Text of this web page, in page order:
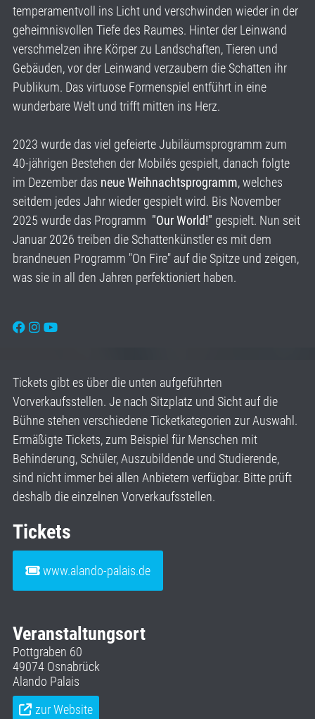
temperamentvoll ins Licht und verschwinden wieder in der
geheimnisvollen Tiefe des Raumes. Hinter der Leinwand
verschmelzen ihre Körper zu Landschaften, Tieren und
Gebäuden, vor der Leinwand verzaubern die Schatten ihr
Publikum. Das virtuose Formenspiel entführt in eine
wunderbare Welt und trifft mitten ins Herz.
2023 wurde das viel gefeierte Jubiläumsprogramm zum
40-jährigen Bestehen der Mobilés gespielt, danach folgte
im Dezember das neue Weihnachtsprogramm, welches
seitdem jedes Jahr wieder gespielt wird. Bis November
2025 wurde das Programm "Our World!" gespielt. Nun seit
Januar 2026 treiben die Schattenkünstler es mit dem
brandneuen Programm "On Fire" auf die Spitze und zeigen,
was sie in all den Jahren perfektioniert haben.
Tickets gibt es über die unten aufgeführten
Vorverkaufsstellen. Je nach Sitzplatz und Sicht auf die
Bühne stehen verschiedene Ticketkategorien zur Auswahl.
Ermäßigte Tickets, zum Beispiel für Menschen mit
Behinderung, Schüler, Auszubildende und Studierende,
sind nicht immer bei allen Anbietern verfügbar. Bitte prüft
deshalb die einzelnen Vorverkaufsstellen.
Tickets
www.alando-palais.de
Veranstaltungsort
Pottgraben 60
49074 Osnabrück
Alando Palais
zur Website